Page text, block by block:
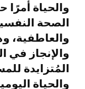
والحياة أمرًا
الصحة
والعاطفية،
والإنجاز
المُتزايدة
والحياة